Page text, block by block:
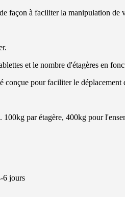
façon à faciliter la manipulation de
et le nombre d'étagères en
conçue pour faciliter le déplacement
100kg par étagère, 400kg pour
6 jours